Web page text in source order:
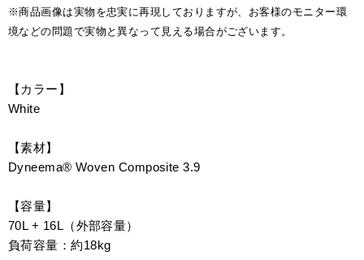
※商品画像は実物を忠実に再現しておりますが、お客様のモニター環
境などの問題で実物と異なって見える場合がございます。
【カラー】
White
【素材】
Dyneema® Woven Composite 3.9
【容量】
70L + 16L（外部容量）
負荷容量：約18kg